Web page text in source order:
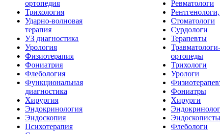
ортопедия
Трихология
Ударно-волновая
терапия
УЗ диагностика
Урология
Физиотерапия
Фониатрия
Флебология
Функциональная
диагностика
Хирургия
Эндокринология
Эндоскопия
Психотерапия
Ревматологи
Стоматологи
Сурдологи
Терапевты
Травматологи-
ортопеды
Трихологи
Урологи
Фониатры
Хирурги
Эндоскописты
Флебологи